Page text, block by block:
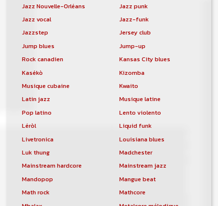
Jazz Nouvelle-Orléans
Jazz punk
Jazz vocal
Jazz-funk
Jazzstep
Jersey club
Jump blues
Jump-up
Rock canadien
Kansas City blues
Kasékò
Kizomba
Musique cubaine
Kwaito
Latin jazz
Musique latine
Pop latino
Lento violento
Léròl
Liquid funk
Livetronica
Louisiana blues
Luk thung
Madchester
Mainstream hardcore
Mainstream jazz
Mandopop
Mangue beat
Math rock
Mathcore